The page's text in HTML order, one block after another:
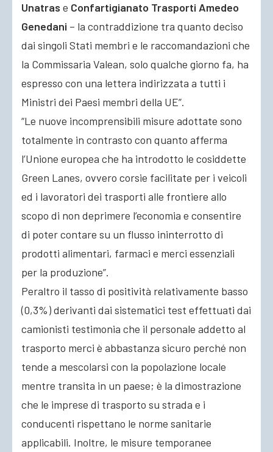
Unatras e Confartigianato Trasporti Amedeo
Genedani – la contraddizione tra quanto deciso
dai singoli Stati membri e le raccomandazioni che
la Commissaria Valean, solo qualche giorno fa, ha
espresso con una lettera indirizzata a tutti i
Ministri dei Paesi membri della UE”.
“Le nuove incomprensibili misure adottate sono
totalmente in contrasto con quanto afferma
l’Unione europea che ha introdotto le cosiddette
Green Lanes, ovvero corsie facilitate per i veicoli
ed i lavoratori dei trasporti alle frontiere allo
scopo di non deprimere l’economia e consentire
di poter contare su un flusso ininterrotto di
prodotti alimentari, farmaci e merci essenziali
per la produzione”.
Peraltro il tasso di positività relativamente basso
(0,3%) derivanti dai sistematici test effettuati dai
camionisti testimonia che il personale addetto al
trasporto merci è abbastanza sicuro perché non
tende a mescolarsi con la popolazione locale
mentre transita in un paese; è la dimostrazione
che le imprese di trasporto su strada e i
conducenti rispettano le norme sanitarie
applicabili. Inoltre, le misure temporanee